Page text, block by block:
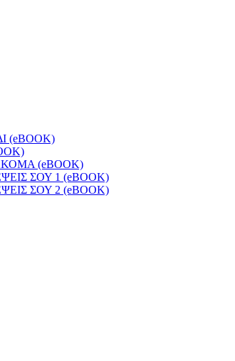
(eBOOK)
(eBOOK)
ΣΟΥ 1 (eBOOK)
ΣΟΥ 2 (eBOOK)